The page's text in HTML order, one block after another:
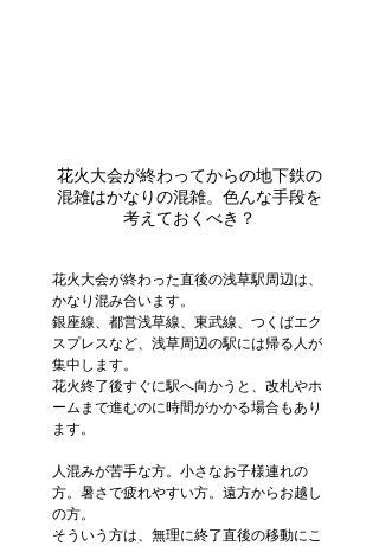
花火大会が終わってからの地下鉄の
混雑はかなりの混雑。色んな手段を
考えておくべき？
花火大会が終わった直後の浅草駅周辺は、
かなり混み合います。
銀座線、都営浅草線、東武線、つくばエク
スプレスなど、浅草周辺の駅には帰る人が
集中します。
花火終了後すぐに駅へ向かうと、改札やホ
ームまで進むのに時間がかかる場合もあり
ます。
人混みが苦手な方。小さなお子様連れの
方。暑さで疲れやすい方。遠方からお越し
の方。
そういう方は、無理に終了直後の移動にこ